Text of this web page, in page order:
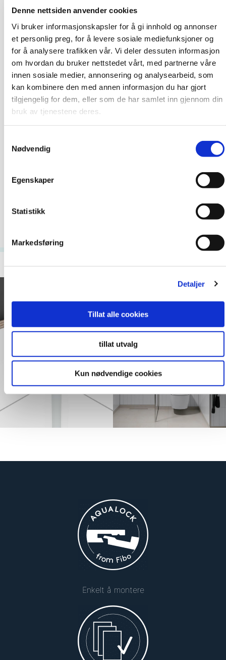
Denne nettsiden anvender cookies
Vi bruker informasjonskapsler for å gi innhold og annonser
et personlig preg, for å levere sosiale mediefunksjoner og
for å analysere trafikken vår. Vi deler dessuten informasjon
om hvordan du bruker nettstedet vårt, med partnerne våre
innen sosiale medier, annonsering og analysearbeid, som
kan kombinere den med annen informasjon du har gjort
tilgjengelig for dem, eller som de har samlet inn gjennom din
bruk av tjenestene deres.
Nødvendig
Egenskaper
Statistikk
Markedsføring
Detaljer
Tillat alle cookies
tillat utvalg
Kun nødvendige cookies
Enkelt å montere